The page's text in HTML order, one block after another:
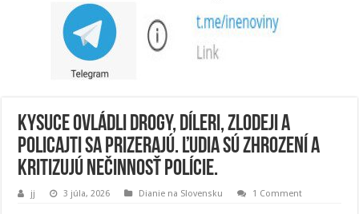
Kysuce ovládli drogy, díleri, zlodeji a
policajti sa prizerajú. Ľudia sú zhrození a
kritizujú nečinnosť polície.
jj 3 júla, 2026 Dianie na Slovensku 1 Comment